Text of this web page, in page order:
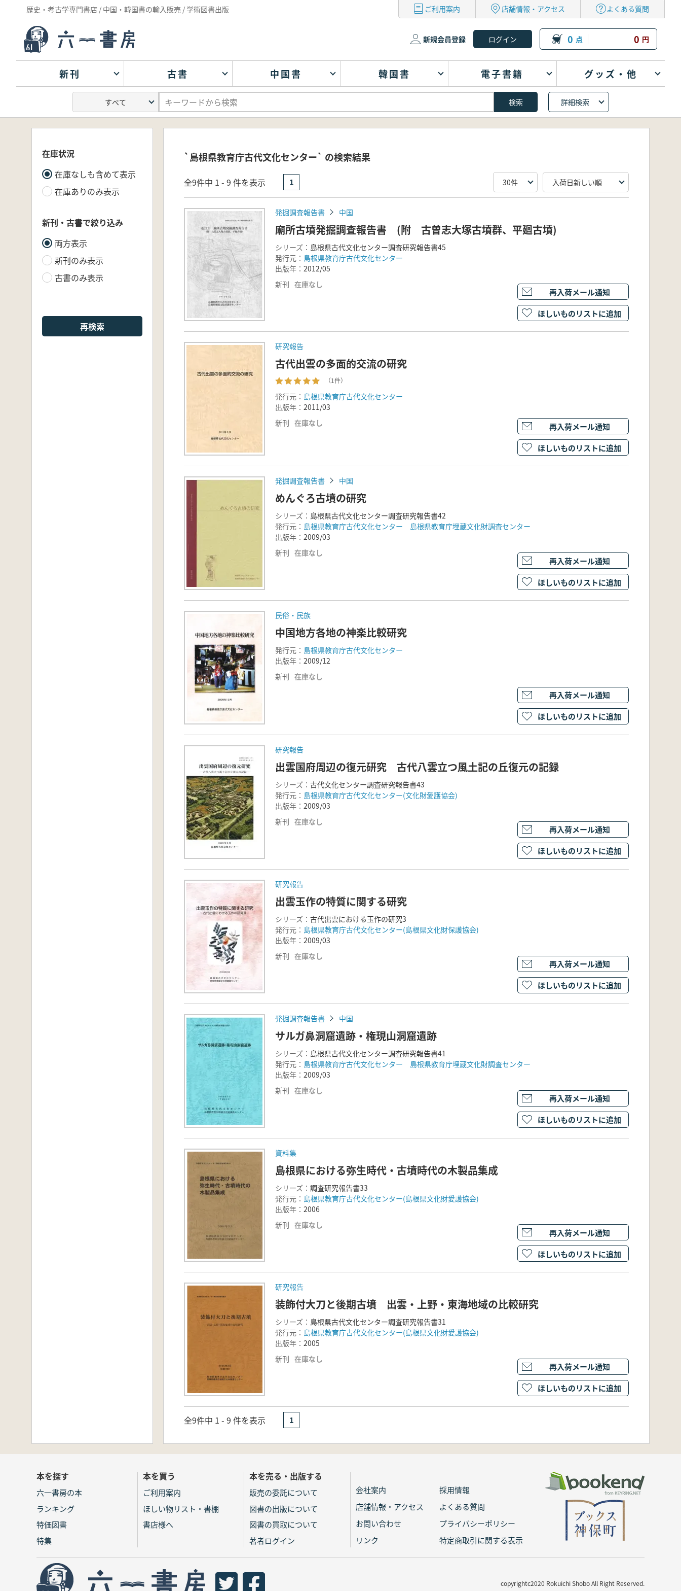
歴史・考古学専門書店 / 中国・韓国書の輸入販売 / 学術図書出版 ご利用案内 店舗情報・アクセス よくある質問
新規会員登録 0 点 0 円
新刊 古書 中国書 韓国書 電子書籍 グッズ・他
詳細検索
在庫状況
在庫なしも含めて表示
在庫ありのみ表示
新刊・古書で絞り込み
両方表示
新刊のみ表示
古書のみ表示
再検索
`島根県教育庁古代文化センター` の検索結果
全9件中 1 - 9 件を表示 1
発掘調査報告書 中国
廟所古墳発掘調査報告書 (附 古曽志大塚古墳群、平廻古墳)
シリーズ： 島根県古代文化センター調査研究報告書45
発行元： 島根県教育庁古代文化センター
出版年： 2012/05
新刊 在庫なし
再入荷メール通知
ほしいものリストに追加
研究報告
古代出雲の多面的交流の研究
（1件）
発行元： 島根県教育庁古代文化センター
出版年： 2011/03
新刊 在庫なし
再入荷メール通知
ほしいものリストに追加
発掘調査報告書 中国
めんぐろ古墳の研究
シリーズ： 島根県古代文化センター調査研究報告書42
発行元： 島根県教育庁古代文化センター 島根県教育庁埋蔵文化財調査センター
出版年： 2009/03
新刊 在庫なし
再入荷メール通知
ほしいものリストに追加
民俗・民族
中国地方各地の神楽比較研究
発行元： 島根県教育庁古代文化センター
出版年： 2009/12
新刊 在庫なし
再入荷メール通知
ほしいものリストに追加
研究報告
出雲国府周辺の復元研究 古代八雲立つ風土記の丘復元の記録
シリーズ： 古代文化センター調査研究報告書43
発行元： 島根県教育庁古代文化センター(文化財愛護協会)
出版年： 2009/03
新刊 在庫なし
再入荷メール通知
ほしいものリストに追加
研究報告
出雲玉作の特質に関する研究
シリーズ： 古代出雲における玉作の研究3
発行元： 島根県教育庁古代文化センター(島根県文化財保護協会)
出版年： 2009/03
新刊 在庫なし
再入荷メール通知
ほしいものリストに追加
発掘調査報告書 中国
サルガ鼻洞窟遺跡・権現山洞窟遺跡
シリーズ： 島根県古代文化センター調査研究報告書41
発行元： 島根県教育庁古代文化センター 島根県教育庁埋蔵文化財調査センター
出版年： 2009/03
新刊 在庫なし
再入荷メール通知
ほしいものリストに追加
資料集
島根県における弥生時代・古墳時代の木製品集成
シリーズ： 調査研究報告書33
発行元： 島根県教育庁古代文化センター(島根県文化財愛護協会)
出版年： 2006
新刊 在庫なし
再入荷メール通知
ほしいものリストに追加
研究報告
装飾付大刀と後期古墳 出雲・上野・東海地域の比較研究
シリーズ： 島根県古代文化センター調査研究報告書31
発行元： 島根県教育庁古代文化センター(島根県文化財愛護協会)
出版年： 2005
新刊 在庫なし
再入荷メール通知
ほしいものリストに追加
全9件中 1 - 9 件を表示 1
本を探す
六一書房の本
ランキング
特価図書
特集
本を買う
ご利用案内
ほしい物リスト・書棚
書店様へ
本を売る・出版する
販売の委託について
図書の出版について
図書の買取について
著者ログイン
会社案内
採用情報
店舗情報・アクセス
よくある質問
お問い合わせ
プライバシーポリシー
リンク
特定商取引に関する表示
copyrightc2020 Rokuichi Shobo All Right Reserved.